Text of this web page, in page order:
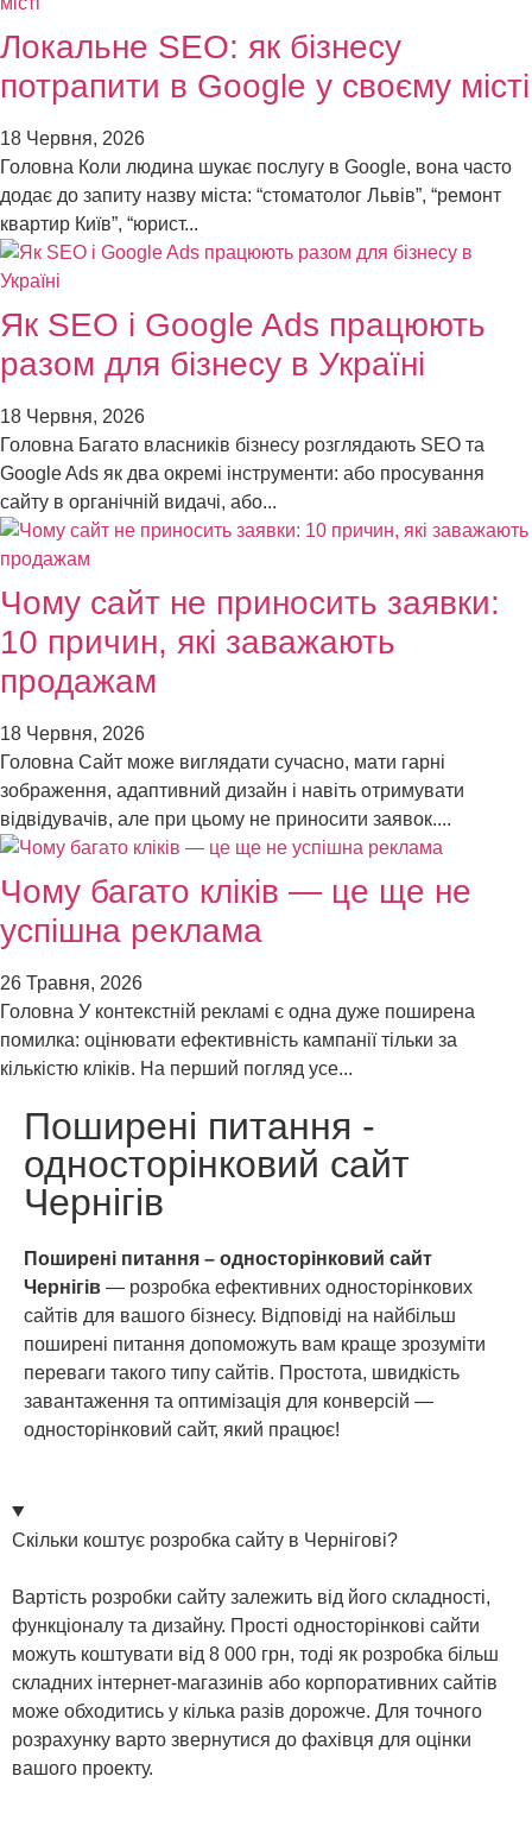
Локальне SEO: як бізнесу
потрапити в Google у своєму місті
18 Червня, 2026
Головна Коли людина шукає послугу в Google, вона часто
додає до запиту назву міста: “стоматолог Львів”, “ремонт
квартир Київ”, “юрист...
Як SEO і Google Ads працюють
разом для бізнесу в Україні
18 Червня, 2026
Головна Багато власників бізнесу розглядають SEO та
Google Ads як два окремі інструменти: або просування
сайту в органічній видачі, або...
Чому сайт не приносить заявки:
10 причин, які заважають
продажам
18 Червня, 2026
Головна Сайт може виглядати сучасно, мати гарні
зображення, адаптивний дизайн і навіть отримувати
відвідувачів, але при цьому не приносити заявок....
Чому багато кліків — це ще не
успішна реклама
26 Травня, 2026
Головна У контекстній рекламі є одна дуже поширена
помилка: оцінювати ефективність кампанії тільки за
кількістю кліків. На перший погляд усе...
Поширені питання -
односторінковий сайт
Чернігів
Поширені питання – односторінковий сайт
Чернігів — розробка ефективних односторінкових
сайтів для вашого бізнесу. Відповіді на найбільш
поширені питання допоможуть вам краще зрозуміти
переваги такого типу сайтів. Простота, швидкість
завантаження та оптимізація для конверсій —
односторінковий сайт, який працює!
Скільки коштує розробка сайту в Чернігові?
Вартість розробки сайту залежить від його складності,
функціоналу та дизайну. Прості односторінкові сайти
можуть коштувати від 8 000 грн, тоді як розробка більш
складних інтернет-магазинів або корпоративних сайтів
може обходитись у кілька разів дорожче. Для точного
розрахунку варто звернутися до фахівця для оцінки
вашого проекту.